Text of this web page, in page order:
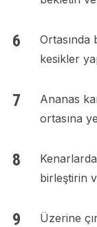
kesikler
Ananas
ortasına
birleştirin
Üzerine